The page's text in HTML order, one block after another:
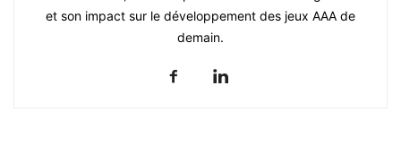
et son impact sur le développement des jeux AAA de
demain.